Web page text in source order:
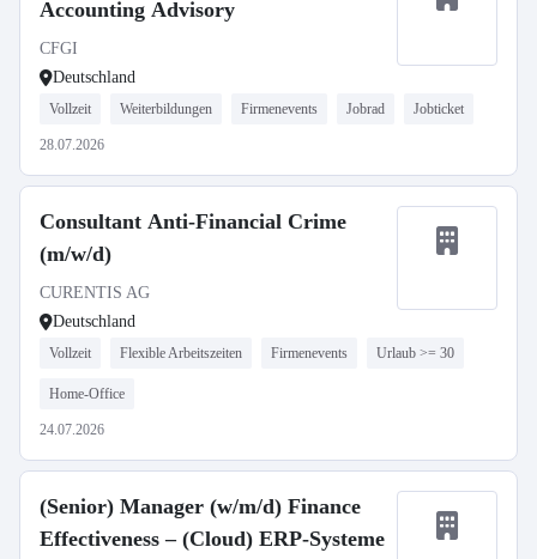
Accounting Advisory
CFGI
Deutschland
Vollzeit Weiterbildungen Firmenevents Jobrad Jobticket
28.07.2026
Consultant Anti-Financial Crime
(m/w/d)
CURENTIS AG
Deutschland
Vollzeit Flexible Arbeitszeiten Firmenevents Urlaub >= 30
Home-Office
24.07.2026
(Senior) Manager (w/m/d) Finance
Effectiveness – (Cloud) ERP-Systeme